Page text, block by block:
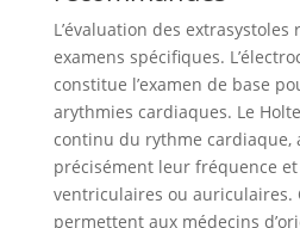
L’évaluation des extrasystoles
examens spécifiques.
constitue l’examen de base
arythmies cardiaques. Le
continu du rythme cardiaque,
précisément leur fréquence
ventriculaires ou auriculaires.
permettent aux médecins